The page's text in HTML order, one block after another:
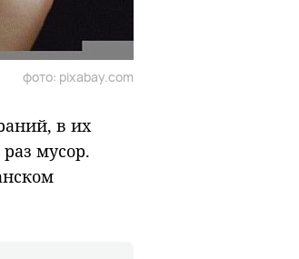
фото: pixabay.com
в их
мусор.